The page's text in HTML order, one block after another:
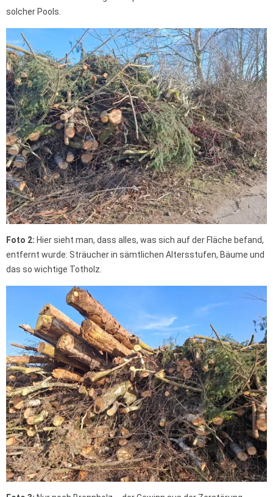
solcher Pools.
Foto 2: Hier sieht man, dass alles, was sich auf der Fläche befand,
entfernt wurde: Sträucher in sämtlichen Altersstufen, Bäume und
das so wichtige Totholz.